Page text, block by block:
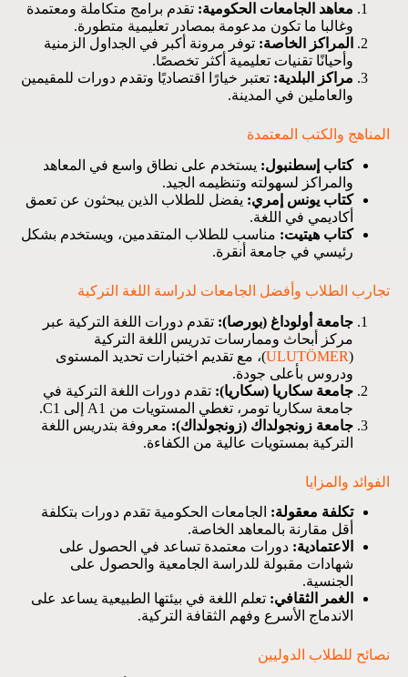
معاهد الجامعات الحكومية: تقدم برامج متكاملة ومعتمدة
وغالبا ما تكون مدعومة بمصادر تعليمية متطورة.
المراكز الخاصة: توفر مرونة أكبر في الجداول الزمنية
وأحيانًا تقنيات تعليمية أكثر تخصصًا.
مراكز البلدية: تعتبر خيارًا اقتصاديًا وتقدم دورات للمقيمين
والعاملين في المدينة.
المناهج والكتب المعتمدة
كتاب إسطنبول: يستخدم على نطاق واسع في المعاهد
والمراكز لسهولته وتنظيمه الجيد.
كتاب يونس إمري: يفضل للطلاب الذين يبحثون عن تعمق
أكاديمي في اللغة.
كتاب هيتيت: مناسب للطلاب المتقدمين، ويستخدم بشكل
رئيسي في جامعة أنقرة.
تجارب الطلاب وأفضل الجامعات لدراسة اللغة التركية
جامعة أولوداغ (بورصا): تقدم دورات اللغة التركية عبر
مركز أبحاث وممارسات تدريس اللغة التركية
(
ULUTÖMER)، مع تقديم اختبارات تحديد المستوى
ودروس بأعلى جودة.
جامعة سكاريا (سكاريا): تقدم دورات اللغة التركية في
جامعة سكاريا تومر، تغطي المستويات من A1 إلى C1.
جامعة زونجولداك (زونجولداك): معروفة بتدريس اللغة
التركية بمستويات عالية من الكفاءة.
الفوائد والمزايا
تكلفة معقولة: الجامعات الحكومية تقدم دورات بتكلفة
أقل مقارنة بالمعاهد الخاصة.
الاعتمادية: دورات معتمدة تساعد في الحصول على
شهادات مقبولة للدراسة الجامعية والحصول على
الجنسية.
الغمر الثقافي: تعلم اللغة في بيئتها الطبيعية يساعد على
الاندماج الأسرع وفهم الثقافة التركية.
نصائح للطلاب الدوليين